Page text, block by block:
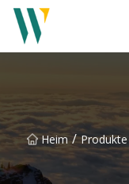
Heim / Produkte